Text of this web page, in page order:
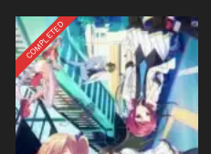
COMPLETED